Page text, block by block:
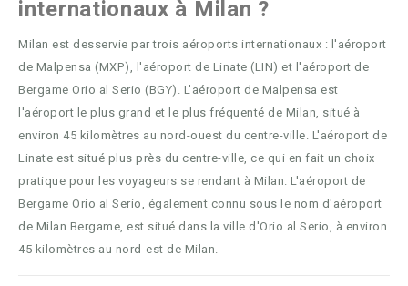
internationaux à Milan ?
Milan est desservie par trois aéroports internationaux : l'aéroport
de Malpensa (MXP), l'aéroport de Linate (LIN) et l'aéroport de
Bergame Orio al Serio (BGY). L'aéroport de Malpensa est
l'aéroport le plus grand et le plus fréquenté de Milan, situé à
environ 45 kilomètres au nord-ouest du centre-ville. L'aéroport de
Linate est situé plus près du centre-ville, ce qui en fait un choix
pratique pour les voyageurs se rendant à Milan. L'aéroport de
Bergame Orio al Serio, également connu sous le nom d'aéroport
de Milan Bergame, est situé dans la ville d'Orio al Serio, à environ
45 kilomètres au nord-est de Milan.